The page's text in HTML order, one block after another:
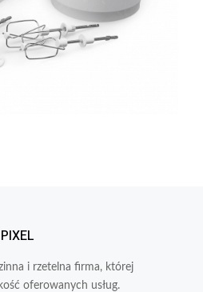
i rzetelna firma, której
oferowanych usług.